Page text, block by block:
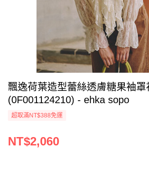
飄逸荷葉造型蕾絲透膚糖果袖罩
(0F001124210) - ehka sopo
超取滿NT$388免運
NT$2,060